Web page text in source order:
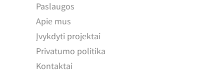
Paslaugos
Apie mus
Įvykdyti projektai
Privatumo politika
Kontaktai